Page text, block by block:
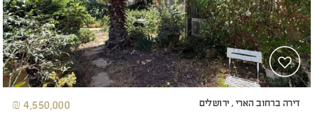
דירה ברחוב הארי , ירושלים 4,550,000 ₪